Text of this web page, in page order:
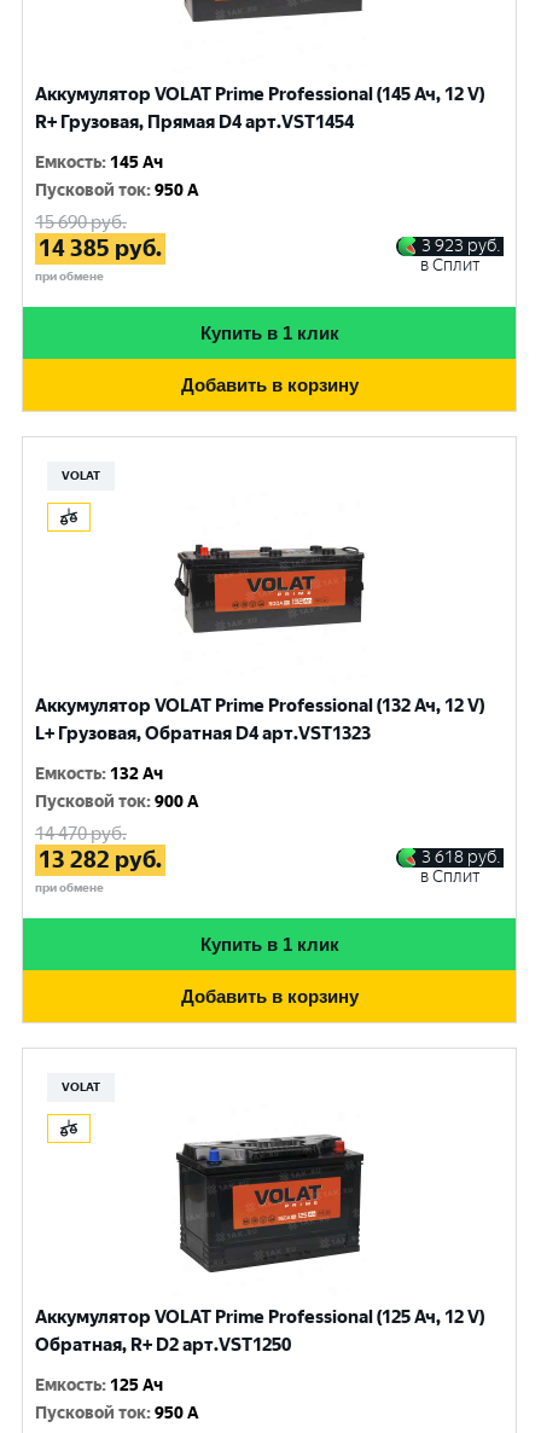
Аккумулятор VOLAT Prime Professional (145 Ач, 12 V)
R+ Грузовая, Прямая D4 арт.VST1454
Емкость: 145 Ач
Пусковой ток:950 A
15 690руб.
14 385 руб.
при обмене
3 923 руб.
в Сплит
Купить в 1 клик
Добавить в корзину
VOLAT
Аккумулятор VOLAT Prime Professional (132 Ач, 12 V)
L+ Грузовая, Обратная D4 арт.VST1323
Емкость: 132 Ач
Пусковой ток:900 A
14 470руб.
13 282 руб.
при обмене
3 618 руб.
в Сплит
Купить в 1 клик
Добавить в корзину
VOLAT
Аккумулятор VOLAT Prime Professional (125 Ач, 12 V)
Обратная, R+ D2 арт.VST1250
Емкость: 125 Ач
Пусковой ток:950 A